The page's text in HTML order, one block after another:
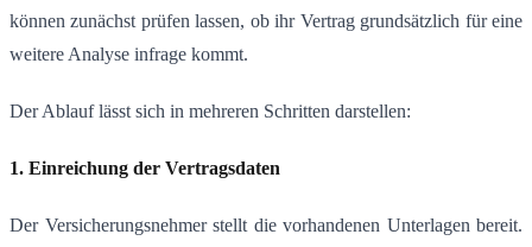
können zunächst prüfen lassen, ob ihr Vertrag grundsätzlich für eine
weitere Analyse infrage kommt.
Der Ablauf lässt sich in mehreren Schritten darstellen:
1. Einreichung der Vertragsdaten
Der Versicherungsnehmer stellt die vorhandenen Unterlagen bereit.